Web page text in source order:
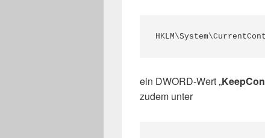
ein DWORD-Wert „
zudem unter